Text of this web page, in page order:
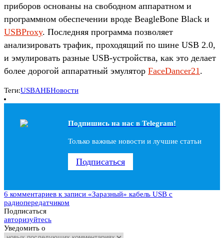
приборов основаны на свободном аппаратном и
программном обеспечении вроде BeagleBone Black и
USBProxy. Последняя программа позволяет
анализировать трафик, проходящий по шине USB 2.0,
и эмулировать разные USB-устройства, как это делает
более дорогой аппаратный эмулятор FaceDancer21 .
Теги:USBАНБНовости
Подпишись на наc в Telegram!
Только важные новости и лучшие статьи
Подписаться
6 комментариев к записи «Заразный» кабель USB с
радиопередатчиком
Подписаться
авторизуйтесь
Уведомить о